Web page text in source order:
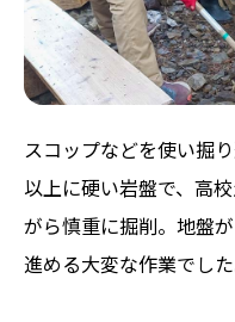
スコップなどを使い掘
以上に硬い岩盤で、高
がら慎重に掘削。地盤
進める大変な作業でした